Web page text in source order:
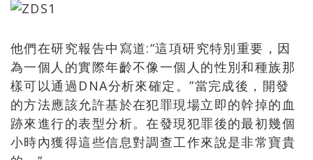
他們在研究報告中寫道:“這項研究特別重要，因
為一個人的實際年齡不像一個人的性別和種族那
樣可以通過DNA分析來確定。”當完成後，開發
的方法應該允許基於在犯罪現場立即的幹掉的血
跡來進行的表型分析。在發現犯罪後的最初幾個
小時內獲得這些信息對調查工作來說是非常寶貴